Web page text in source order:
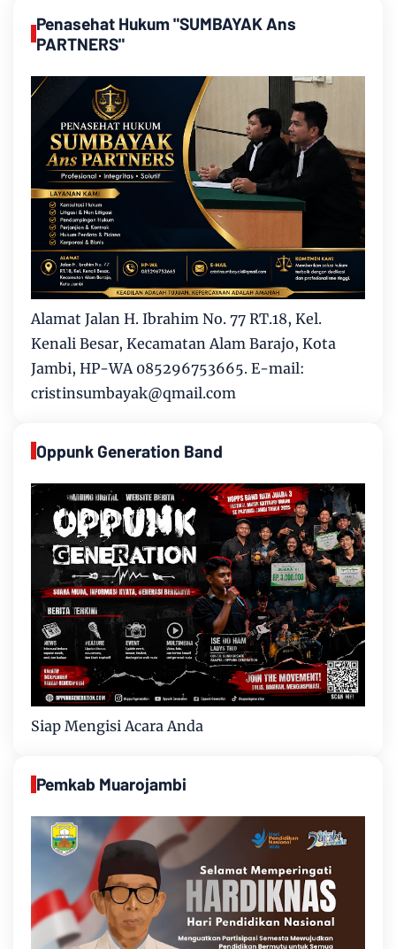
Penasehat Hukum "SUMBAYAK Ans
PARTNERS"
Alamat Jalan H. Ibrahim No. 77 RT.18, Kel.
Kenali Besar, Kecamatan Alam Barajo, Kota
Jambi, HP-WA 085296753665. E-mail:
cristinsumbayak@qmail.com
Oppunk Generation Band
Siap Mengisi Acara Anda
Pemkab Muarojambi